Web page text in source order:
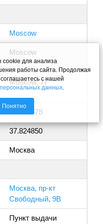
Moscow
Moscow
Moscow, 77
55.764678
37.824850
Москва
Москва, пр-кт
Свободный, 9В
Пункт выдачи
для анализа
работы сайта. Продолжая
с нашей
данных
Понятно